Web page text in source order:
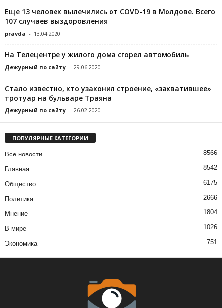
Еще 13 человек вылечились от COVD-19 в Молдове. Всего
107 случаев выздоровления
pravda - 13.04.2020
На Телецентре у жилого дома сгорел автомобиль
Дежурный по сайту - 29.06.2020
Стало известно, кто узаконил строение, «захватившее»
тротуар на бульваре Траяна
Дежурный по сайту - 26.02.2020
ПОПУЛЯРНЫЕ КАТЕГОРИИ
Все новости 8566
Главная 8542
Общество 6175
Политика 2666
Мнение 1804
В мире 1026
Экономика 751